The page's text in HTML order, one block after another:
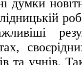
думки
та учнів.